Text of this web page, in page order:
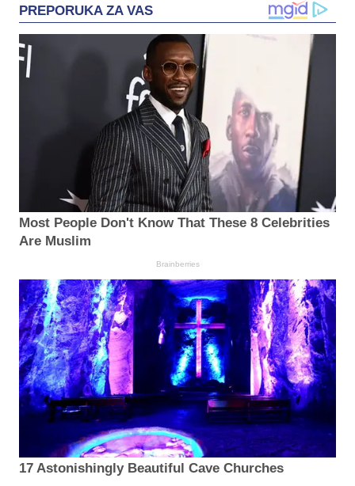
PREPORUKA ZA VAS
Most People Don't Know That These 8 Celebrities
Are Muslim
Brainberries
17 Astonishingly Beautiful Cave Churches